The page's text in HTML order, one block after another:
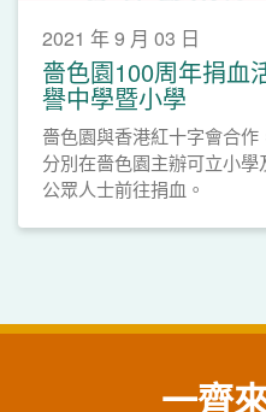
2021 年 9 月 03 日
嗇色園100周年捐血
譽中學暨小學
嗇色園與香港紅十字會合作
分別在嗇色園主辦可立小
公眾人士前往捐血。
一齊